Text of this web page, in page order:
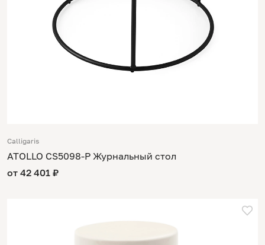
Calligaris
ATOLLO CS5098-P Журнальный стол
от 42 401 ₽